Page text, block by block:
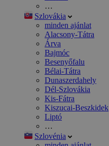
…
Szlovákia
minden ajánlat
Alacsony-Tátra
Árva
Bajmóc
Besenyőfalu
Bélai-Tátra
Dunaszerdahely
Dél-Szlovákia
Kis-Fátra
Kiszucai-Beszkidek
Liptó
…
Szlovénia